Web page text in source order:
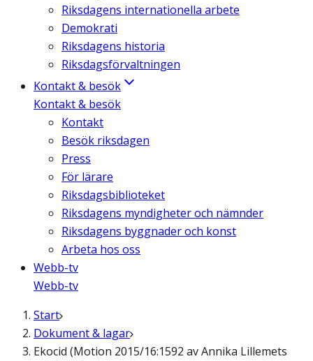
Riksdagens internationella arbete
Demokrati
Riksdagens historia
Riksdagsförvaltningen
Kontakt & besök
Kontakt & besök
Kontakt
Besök riksdagen
Press
För lärare
Riksdagsbiblioteket
Riksdagens myndigheter och nämnder
Riksdagens byggnader och konst
Arbeta hos oss
Webb-tv
Webb-tv
Start
Dokument & lagar
Ekocid (Motion 2015/16:1592 av Annika Lillemets